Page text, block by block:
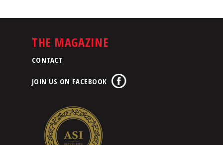
THE MAGAZINE
CONTACT
JOIN US ON FACEBOOK